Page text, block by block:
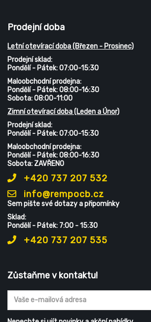
Prodejní doba
Letní otevírací doba (Březen - Prosinec)
Prodejní sklad:
Pondělí - Pátek: 07:00-15:30
Maloobchodní prodejna:
Pondělí - Pátek: 08:00-16:30
Sobota: 08:00-11:00
Zimní otevírací doba (Leden a Únor)
Prodejní sklad:
Pondělí - Pátek: 07:00-15:30
Maloobchodní prodejna:
Pondělí - Pátek: 08:00-16:30
Sobota: ZAVŘENO
+420 737 207 532
info@rempocb.cz
Sem pište své dotazy a připomínky
Sklad:
Pondělí - Pátek: 7:00 - 15:30
+420 737 207 535
Zůstaňme v kontaktu!